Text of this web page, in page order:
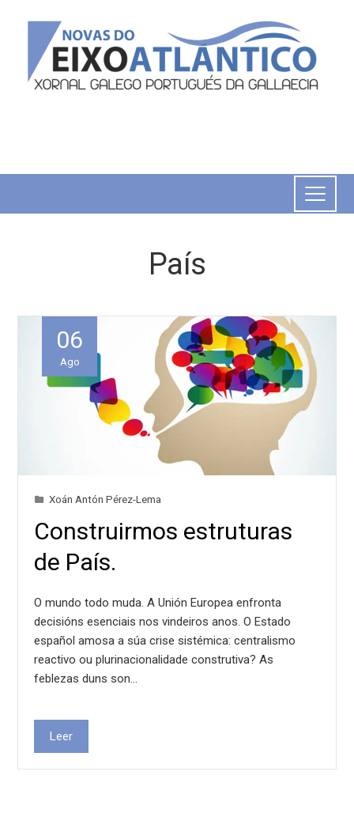
País
06
Ago
Xoán Antón Pérez-Lema
Construirmos estruturas
de País.
O mundo todo muda. A Unión Europea enfronta
decisións esenciais nos vindeiros anos. O Estado
español amosa a súa crise sistémica: centralismo
reactivo ou plurinacionalidade construtiva? As
feblezas duns son…
Leer